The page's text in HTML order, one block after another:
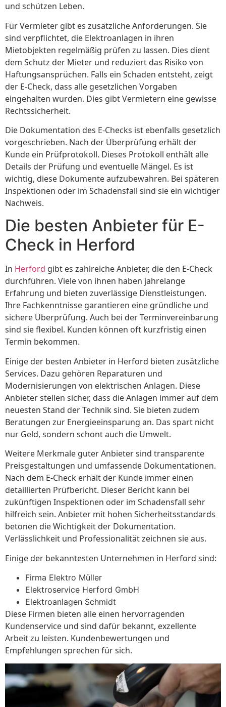
und schützen Leben.
Für Vermieter gibt es zusätzliche Anforderungen. Sie
sind verpflichtet, die Elektroanlagen in ihren
Mietobjekten regelmäßig prüfen zu lassen. Dies dient
dem Schutz der Mieter und reduziert das Risiko von
Haftungsansprüchen. Falls ein Schaden entsteht, zeigt
der E-Check, dass alle gesetzlichen Vorgaben
eingehalten wurden. Dies gibt Vermietern eine gewisse
Rechtssicherheit.
Die Dokumentation des E-Checks ist ebenfalls gesetzlich
vorgeschrieben. Nach der Überprüfung erhält der
Kunde ein Prüfprotokoll. Dieses Protokoll enthält alle
Details der Prüfung und eventuelle Mängel. Es ist
wichtig, diese Dokumente aufzubewahren. Bei späteren
Inspektionen oder im Schadensfall sind sie ein wichtiger
Nachweis.
Die besten Anbieter für E-
Check in Herford
In Herford gibt es zahlreiche Anbieter, die den E-Check
durchführen. Viele von ihnen haben jahrelange
Erfahrung und bieten zuverlässige Dienstleistungen.
Ihre Fachkenntnisse garantieren eine gründliche und
sichere Überprüfung. Auch bei der Terminvereinbarung
sind sie flexibel. Kunden können oft kurzfristig einen
Termin bekommen.
Einige der besten Anbieter in Herford bieten zusätzliche
Services. Dazu gehören Reparaturen und
Modernisierungen von elektrischen Anlagen. Diese
Anbieter stellen sicher, dass die Anlagen immer auf dem
neuesten Stand der Technik sind. Sie bieten zudem
Beratungen zur Energieeinsparung an. Das spart nicht
nur Geld, sondern schont auch die Umwelt.
Weitere Merkmale guter Anbieter sind transparente
Preisgestaltungen und umfassende Dokumentationen.
Nach dem E-Check erhält der Kunde immer einen
detaillierten Prüfbericht. Dieser Bericht kann bei
zukünftigen Inspektionen oder im Schadensfall sehr
hilfreich sein. Anbieter mit hohen Sicherheitsstandards
betonen die Wichtigkeit der Dokumentation.
Verlässlichkeit und Professionalität zeichnen sie aus.
Einige der bekanntesten Unternehmen in Herford sind:
Firma Elektro Müller
Elektroservice Herford GmbH
Elektroanlagen Schmidt
Diese Firmen bieten alle einen hervorragenden
Kundenservice und sind dafür bekannt, exzellente
Arbeit zu leisten. Kundenbewertungen und
Empfehlungen sprechen für sich.